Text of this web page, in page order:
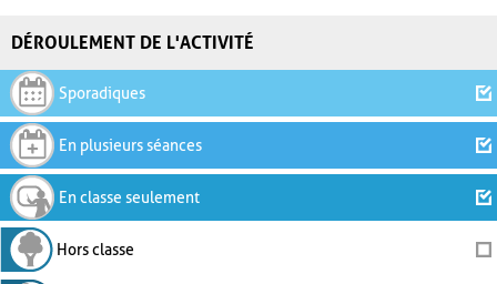
DÉROULEMENT DE L'ACTIVITÉ
Sporadiques
En plusieurs séances
En classe seulement
Hors classe